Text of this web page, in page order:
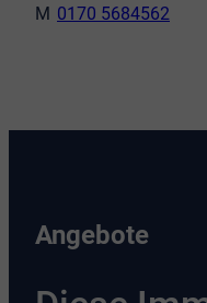
0170 5684562
Angebote